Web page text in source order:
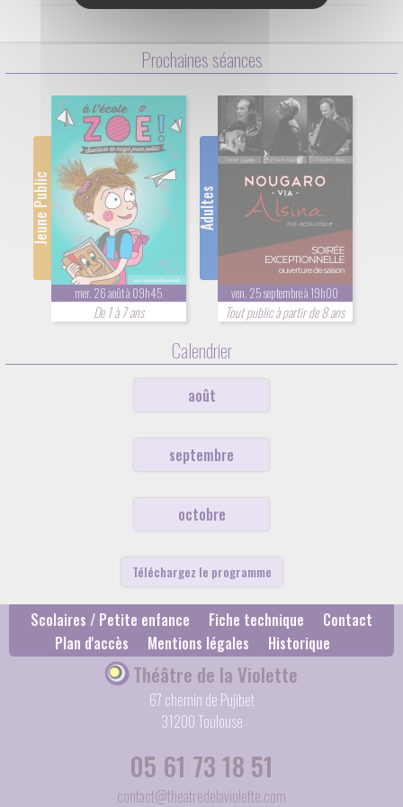
Prochaines séances
Jeune Public
mer. 26 août à 09h45
De 1 à 7 ans
Adultes
ven. 25 septembre à 19h00
Tout public à partir de 8 ans
Calendrier
août
septembre
octobre
Téléchargez le programme
Scolaires / Petite enfance Fiche technique
Contact
Plan d'accès
Mentions légales Historique
Théâtre de la Violette
67 chemin de Pujibet
31200 Toulouse
05 61 73 18 51
contact@theatredelaviolette.com